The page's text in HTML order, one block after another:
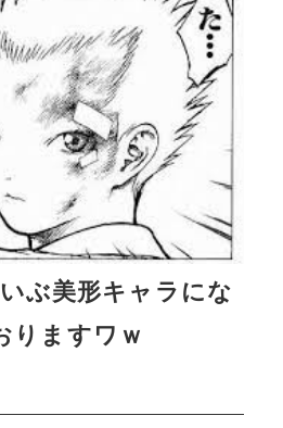
ぶ美形キャラにな
りますワｗ